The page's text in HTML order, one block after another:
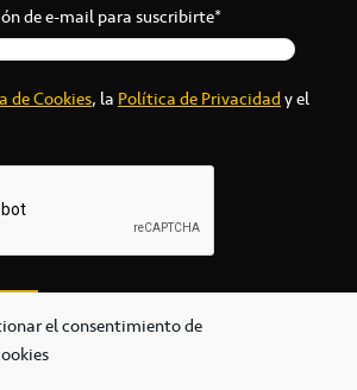
el consentimiento de
de e-mail para suscribirte*
de Cookies, laPolítica de Privacidady el